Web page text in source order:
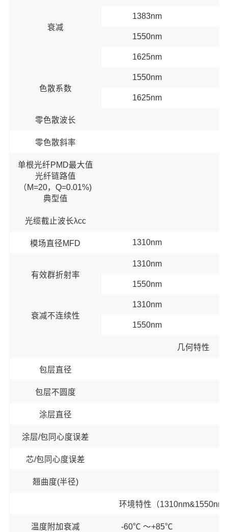
衰减
1383nm
1550nm
1625nm
色散系数
1550nm
1625nm
零色散波长
零色散斜率
单根光纤PMD最大值
光纤链路值
（M=20，Q=0.01%)
典型值
光缆截止波长λcc
模场直径MFD 1310nm
有效群折射率
1310nm
1550nm
衰减不连续性
1310nm
1550nm
几何特性
包层直径
包层不圆度
涂层直径
涂层/包同心度误差
芯/包同心度误差
翘曲度(半径)
环境特性（
温度附加衰减 -60℃ ～+85℃